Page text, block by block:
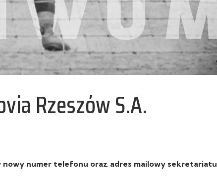
Rzeszów S.A.
numer telefonu oraz adres mailowy sekretariatu